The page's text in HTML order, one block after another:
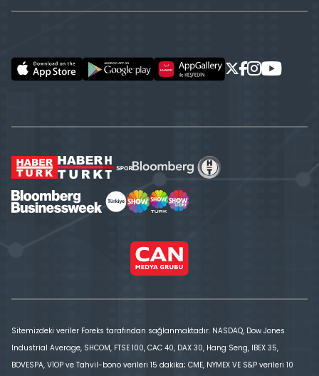
Sitemizdeki veriler Foreks tarafından sağlanmaktadır. NASDAQ, Dow Jones
Industrial Average, SHCOM, FTSE 100, CAC 40, DAX 30, Hang Seng, IBEX 35,
BOVESPA, VİOP ve Tahvil-bono verileri 15 dakika; CME, NYMEX VE S&P verileri 10